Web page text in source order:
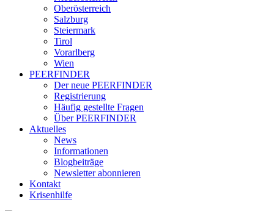
Oberösterreich
Salzburg
Steiermark
Tirol
Vorarlberg
Wien
PEERFINDER
Der neue PEERFINDER
Registrierung
Häufig gestellte Fragen
Über PEERFINDER
Aktuelles
News
Informationen
Blogbeiträge
Newsletter abonnieren
Kontakt
Krisenhilfe